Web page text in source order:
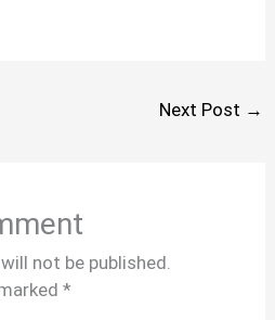
Next Post →
not be published.
*